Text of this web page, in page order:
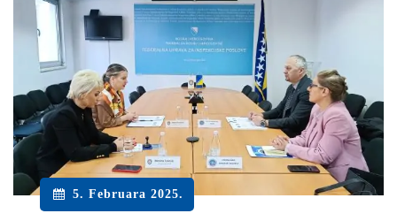
5. Februara 2025.